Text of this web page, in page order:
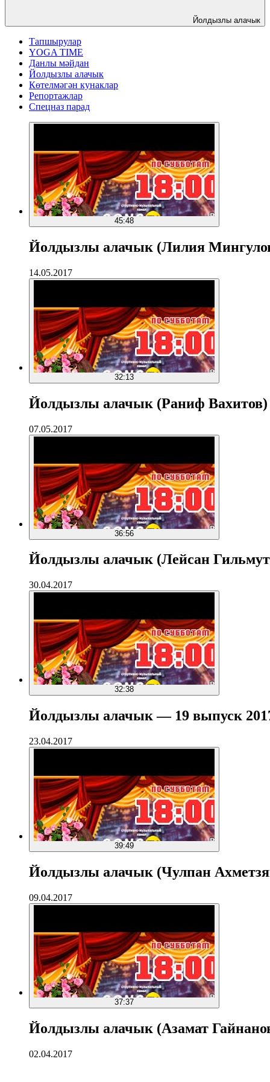
Йолдызлы алачык
Тапшырулар
YOGA TIME
Данлы мәйдан
Йолдызлы алачык
Көтелмәгән кунаклар
Репортажлар
Спецназ парад
45:48
Йолдызлы алачык (Лилия
14.05.2017
32:13
Йолдызлы алачык (Раниф Вахитов)
07.05.2017
36:56
Йолдызлы алачык (Лейсан
30.04.2017
32:38
Йолдызлы алачык — 19 выпуск
23.04.2017
39:49
Йолдызлы алачык (Чулпан
09.04.2017
37:37
Йолдызлы алачык (Азамат
02.04.2017